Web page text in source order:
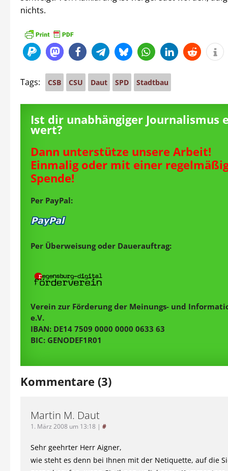
nichts.
Tags: CSB CSU Daut SPD Stadtbau
Ist dir unabhängiger Journalismus
wert?
Dann unterstütze unsere Arbeit!
Einmalig oder mit einer
Spende!
Per PayPal:
Per Überweisung oder Dauerauftrag:
Verein zur Förderung der Meinungs- und
e.V.
IBAN: DE14 7509 0000 0000 0633 63
BIC: GENODEF1R01
Kommentare (3)
Martin M. Daut
1. März 2008 um 13:18 | #
Sehr geehrter Herr Aigner,
wie steht es denn bei Ihnen mit der Netiquette, auf die